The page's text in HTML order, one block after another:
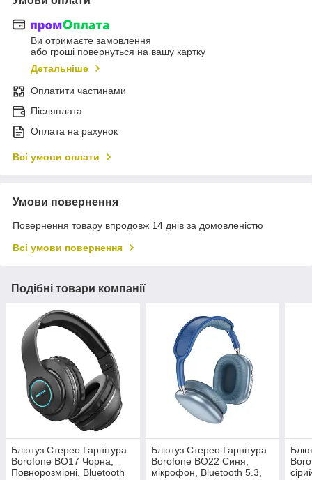
Ви отримаєте замовлення
або гроші повернуться на вашу картку
Детальніше
Оплатити частинами
Післяплата
Оплата на рахунок
Всі умови оплати
Умови повернення
Повернення товару впродовж 14 днів за домовленістю
Всі умови повернення
Подібні товари компанії
Блютуз Стерео Гарнітура
Borofone BO17 Чорна,
Повнорозмірні, Bluetooth
Блютуз Стерео Гарнітура
Borofone BO22 Синя,
мікрофон, Bluetooth 5.3,